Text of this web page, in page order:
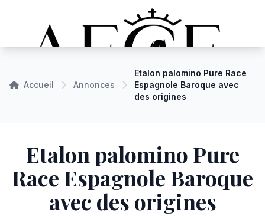
Accueil Annonces
Etalon palomino Pure Race
Espagnole Baroque avec
des origines
Etalon palomino Pure
Race Espagnole Baroque
avec des origines